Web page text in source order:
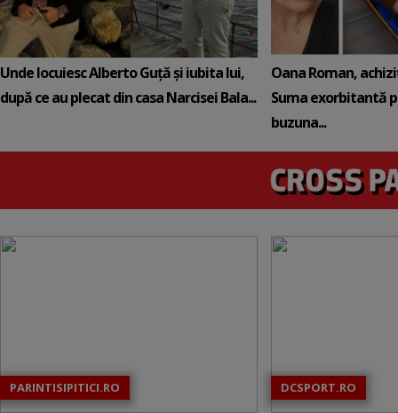
Unde locuiesc Alberto Guță și iubita lui,
după ce au plecat din casa Narcisei Bala...
Oana Roman,
Suma exorbitantă
buzuna...
PARINTISIPITICI.RO DCSPORT.RO